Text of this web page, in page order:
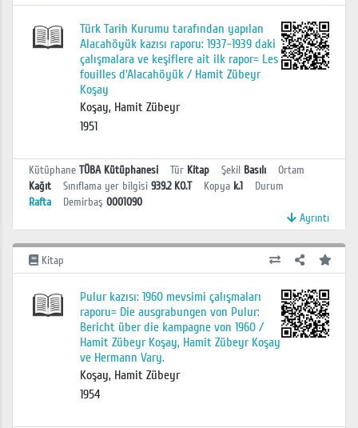
Türk Tarih Kurumu tarafından yapılan
Alacahöyük kazısı raporu: 1937-1939 daki
çalışmalara ve keşiflere ait ilk rapor= Les
fouilles d'Alacahöyük / Hamit Zübeyr
Koşay
Koşay, Hamit Zübeyr
1951
Kütüphane TÜBA Kütüphanesi Tür Kitap Şekil Basılı
Ortam
Kağıt
Sınıflama yer bilgisi 939.2 KO.T Kopya k.1
Durum
Rafta
Demirbaş 0001090
Ayrıntı
Kitap
Pulur kazısı: 1960 mevsimi çalışmaları
raporu= Die ausgrabungen von Pulur:
Bericht über die kampagne von 1960 /
Hamit Zübeyr Koşay, Hamit Zübeyr Koşay
ve Hermann Vary.
Koşay, Hamit Zübeyr
1954